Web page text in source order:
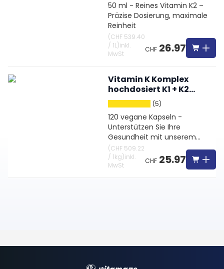
50 ml - Reines Vitamin K2 –
Präzise Dosierung, maximale
Reinheit
(CHF 539.40
/ 1L)inkl.
MwSt
CHF 26.97
Vitamin K Komplex
hochdosiert K1 + K2
Menaquinon MK-4 MK-
7
(5)
120 vegane Kapseln -
Unterstützen Sie Ihre
Gesundheit mit unserem
Premium Vitamin K Complex
(CHF 509.22
/ 1kg)inkl.
MwSt
CHF25.97